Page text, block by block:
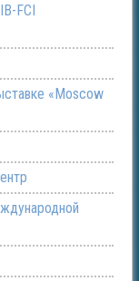
FCI
«Moscow